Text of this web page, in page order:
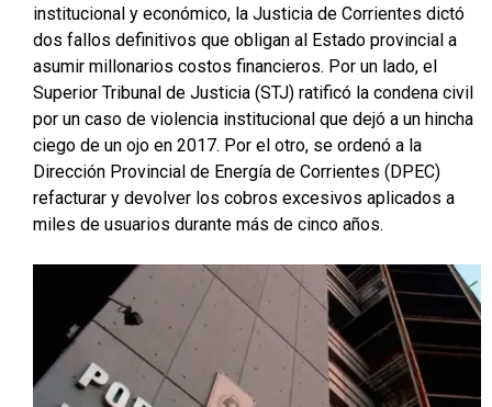
institucional y económico, la Justicia de Corrientes dictó
dos fallos definitivos que obligan al Estado provincial a
asumir millonarios costos financieros. Por un lado, el
Superior Tribunal de Justicia (STJ) ratificó la condena civil
por un caso de violencia institucional que dejó a un hincha
ciego de un ojo en 2017. Por el otro, se ordenó a la
Dirección Provincial de Energía de Corrientes (DPEC)
refacturar y devolver los cobros excesivos aplicados a
miles de usuarios durante más de cinco años.